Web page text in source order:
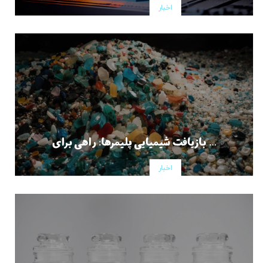
اخبار
بازیافت شیمیایی پلیمرها: راهی برای ...
اخبار